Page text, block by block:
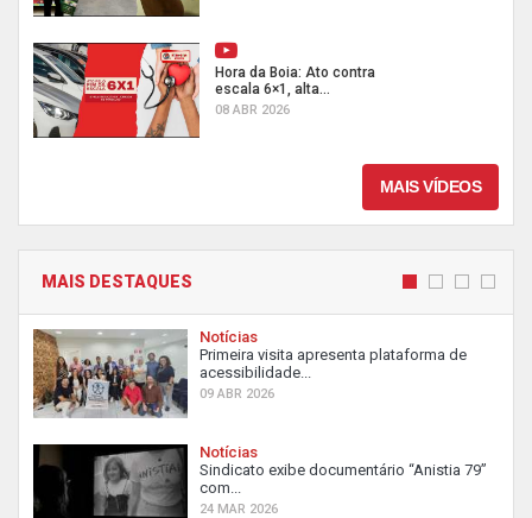
Hora da Boia: Ato contra
escala 6×1, alta...
08 ABR 2026
MAIS VÍDEOS
MAIS DESTAQUES
Notícias
Primeira visita apresenta plataforma de
acessibilidade...
09 ABR 2026
Notícias
Sindicato exibe documentário “Anistia 79”
com...
24 MAR 2026